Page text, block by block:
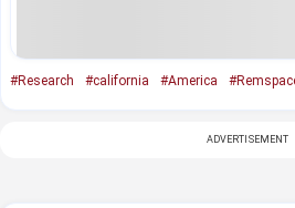
#Research #california #America
ADVERTISEMENT